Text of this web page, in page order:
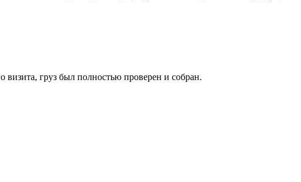
груз был полностью проверен и собран.